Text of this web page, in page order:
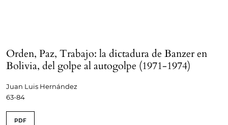
Orden, Paz, Trabajo: la dictadura de Banzer en
Bolivia, del golpe al autogolpe (1971-1974)
Juan Luis Hernández
63-84
PDF